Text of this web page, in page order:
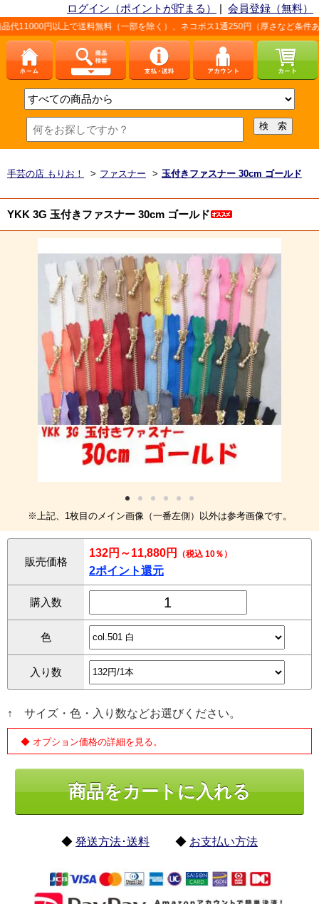
ログイン（ポイントが貯まる） | 会員登録（無料）
料無料（一部を除く）、ネコポス1通250円（厚さなど条件あり）。詳しくは
手芸の店 もりお！ > ファスナー > 玉付きファスナー 30cm ゴールド
YKK 3G 玉付きファスナー 30cm ゴールド
※上記、1枚目のメイン画像（一番左側）以外は参考画像です。
販売価格
132円～11,880円 （税込 10％）
2ポイント還元
購入数
色
入り数
↑ サイズ・色・入り数などお選びください。
◆ オプション価格の詳細を見る。
◆ 発送方法･送料 ◆ お支払い方法